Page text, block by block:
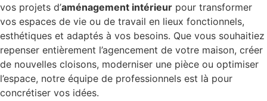
vos projets d’aménagement intérieur pour transformer
vos espaces de vie ou de travail en lieux fonctionnels,
esthétiques et adaptés à vos besoins. Que vous souhaitiez
repenser entièrement l’agencement de votre maison, créer
de nouvelles cloisons, moderniser une pièce ou optimiser
l’espace, notre équipe de professionnels est là pour
concrétiser vos idées.